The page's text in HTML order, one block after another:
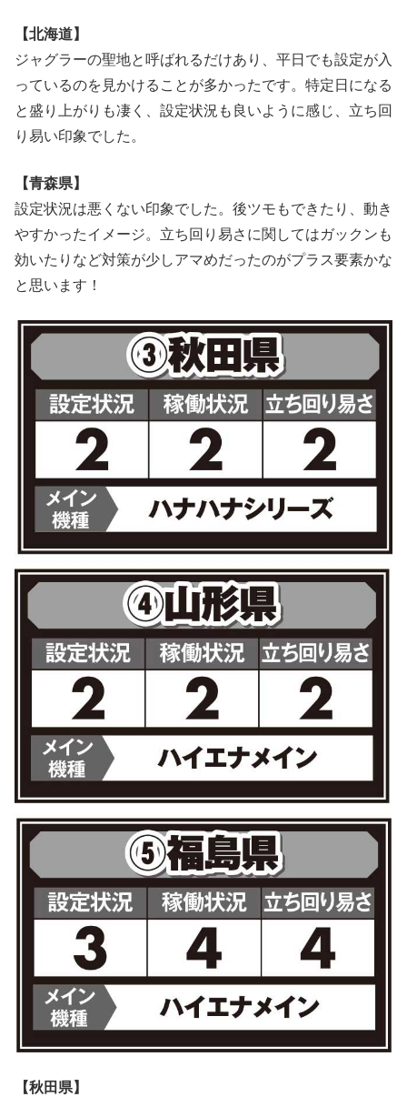
【北海道】
ジャグラーの聖地と呼ばれるだけあり、平日でも設定が入
っているのを見かけることが多かったです。特定日になる
と盛り上がりも凄く、設定状況も良いように感じ、立ち回
り易い印象でした。
【青森県】
設定状況は悪くない印象でした。後ツモもできたり、動き
やすかったイメージ。立ち回り易さに関してはガックンも
効いたりなど対策が少しアマめだったのがプラス要素かな
と思います！
【秋田県】